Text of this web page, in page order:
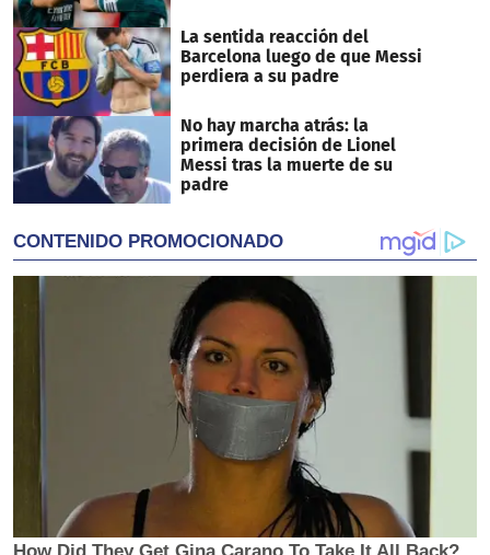
La sentida reacción del
Barcelona luego de que Messi
perdiera a su padre
No hay marcha atrás: la
primera decisión de Lionel
Messi tras la muerte de su
padre